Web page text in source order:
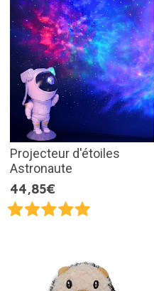
Projecteur d'étoiles
Astronaute
44,85€